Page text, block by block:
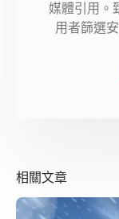
媒體引用。
用者篩選
相關文章